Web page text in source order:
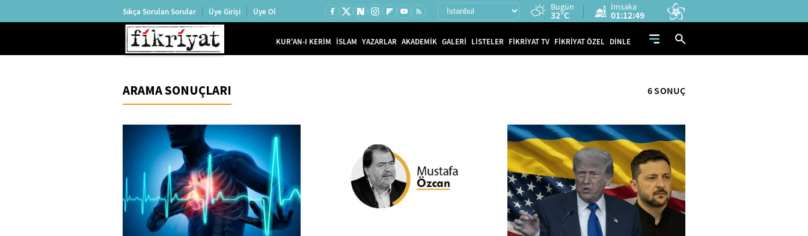
Sıkça Sorulan Sorular Üye Girişi Üye Ol Bugün
32°C
İmsaka
01:12:49
KUR'AN-I KERİM İSLAM YAZARLAR AKADEMİK GALERİ LİSTELER FİKRİYAT TV FİKRİYAT ÖZEL DİNLE
ARAMA SONUÇLARI 6 SONUÇ